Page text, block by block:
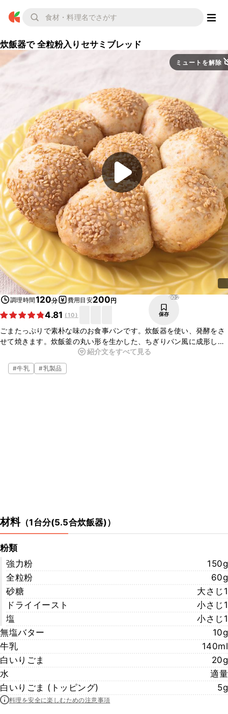
炊飯器で 全粒粉入りセサミブレッド
ミュートを解除
調理時間120分 費用目安200円
4.81 (10)
602
保存
ごまたっぷりで素朴な味のお食事パンです。炊飯器を使い、発酵をさ
せて焼きます。炊飯釜の丸い形を生かした、ちぎりパン風に成形しま
した。しっとりもちもちの生地とごまのプチプチ食感がたまらない！
焼き立ては全粒粉の香りがふわっとして、より一層美味しいですよ。
紹介文をすべて見る
#牛乳 #乳製品
材料（1台分(5.5合炊飯器)）
粉類
強力粉
150g
全粒粉
60g
砂糖
大さじ1
ドライイースト
小さじ1
塩
小さじ1
無塩バター
10g
牛乳
140ml
白いりごま
20g
水
適量
白いりごま (トッピング)
5g
料理を安全に楽しむための注意事項